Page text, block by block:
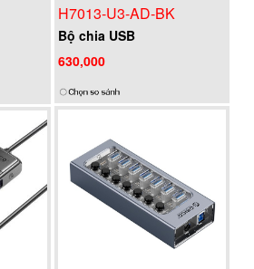
H7013-U3-AD-BK
Bộ chia USB
630,000